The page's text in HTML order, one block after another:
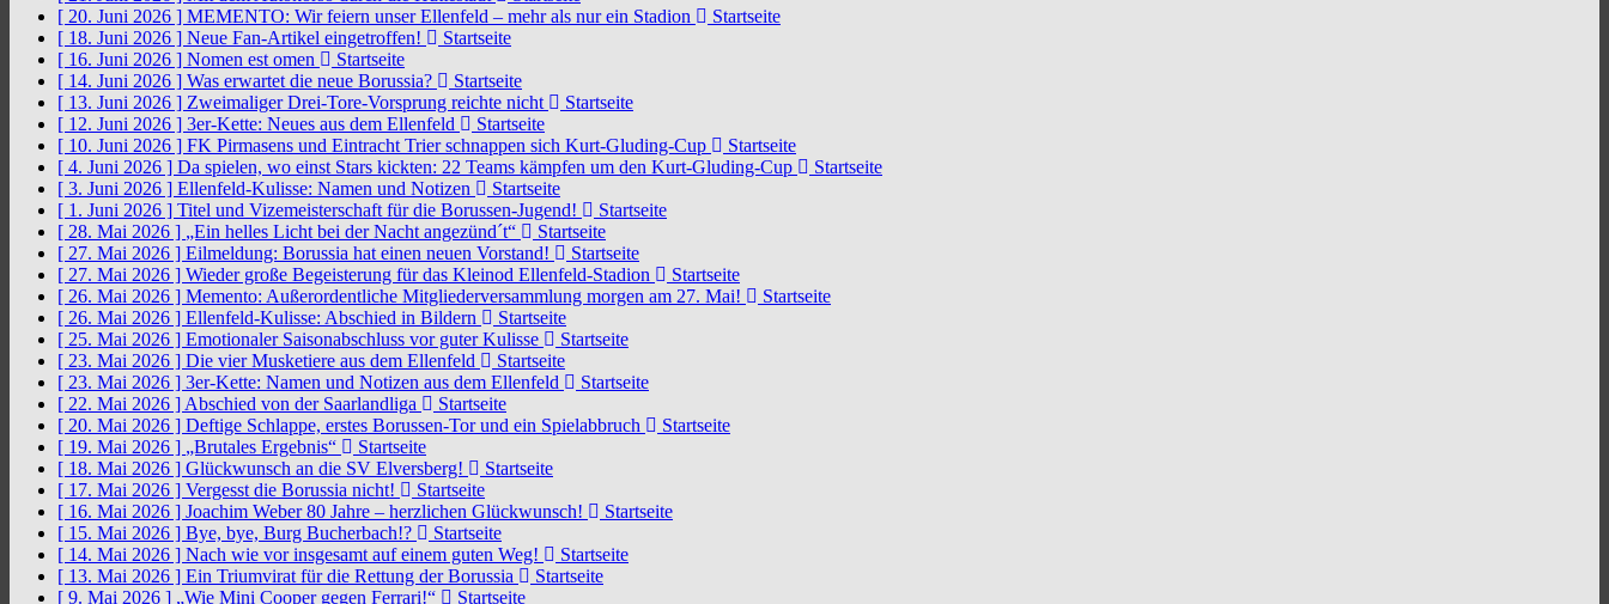
[ 20. Juni 2026 ] MEMENTO: Wir feiern unser Ellenfeld – mehr als nur ein Stadion
Startseite
[ 18. Juni 2026 ] Neue Fan-Artikel eingetroffen!
Startseite
[ 16. Juni 2026 ] Nomen est omen
Startseite
[ 14. Juni 2026 ] Was erwartet die neue Borussia?
Startseite
[ 13. Juni 2026 ] Zweimaliger Drei-Tore-Vorsprung reichte nicht
Startseite
[ 12. Juni 2026 ] 3er-Kette: Neues aus dem Ellenfeld
Startseite
[ 10. Juni 2026 ] FK Pirmasens und Eintracht Trier schnappen sich Kurt-Gluding-Cup
Startseite
[ 4. Juni 2026 ] Da spielen, wo einst Stars kickten: 22 Teams kämpfen um den Kurt-Gluding-Cup
Startseite
[ 3. Juni 2026 ] Ellenfeld-Kulisse: Namen und Notizen
Startseite
[ 1. Juni 2026 ] Titel und Vizemeisterschaft für die Borussen-Jugend!
Startseite
[ 28. Mai 2026 ] „Ein helles Licht bei der Nacht angezünd´t“
Startseite
[ 27. Mai 2026 ] Eilmeldung: Borussia hat einen neuen Vorstand!
Startseite
[ 27. Mai 2026 ] Wieder große Begeisterung für das Kleinod Ellenfeld-Stadion
Startseite
[ 26. Mai 2026 ] Memento: Außerordentliche Mitgliederversammlung morgen am 27. Mai!
Startseite
[ 26. Mai 2026 ] Ellenfeld-Kulisse: Abschied in Bildern
Startseite
[ 25. Mai 2026 ] Emotionaler Saisonabschluss vor guter Kulisse
Startseite
[ 23. Mai 2026 ] Die vier Musketiere aus dem Ellenfeld
Startseite
[ 23. Mai 2026 ] 3er-Kette: Namen und Notizen aus dem Ellenfeld
Startseite
[ 22. Mai 2026 ] Abschied von der Saarlandliga
Startseite
[ 20. Mai 2026 ] Deftige Schlappe, erstes Borussen-Tor und ein Spielabbruch
Startseite
[ 19. Mai 2026 ] „Brutales Ergebnis“
Startseite
[ 18. Mai 2026 ] Glückwunsch an die SV Elversberg!
Startseite
[ 17. Mai 2026 ] Vergesst die Borussia nicht!
Startseite
[ 16. Mai 2026 ] Joachim Weber 80 Jahre – herzlichen Glückwunsch!
Startseite
[ 15. Mai 2026 ] Bye, bye, Burg Bucherbach!?
Startseite
[ 14. Mai 2026 ] Nach wie vor insgesamt auf einem guten Weg!
Startseite
[ 13. Mai 2026 ] Ein Triumvirat für die Rettung der Borussia
Startseite
[ 9. Mai 2026 ] „Wie Mini Cooper gegen Ferrari!“
Startseite